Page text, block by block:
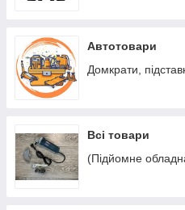
Автотовари
Домкрати,
Всі товари
(Підйомне